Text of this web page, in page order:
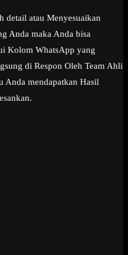
detail atau Menyesuaikan
Anda maka Anda bisa
Kolom WhatsApp yang
di Respon Oleh Team Ahli
Anda mendapatkan Hasil